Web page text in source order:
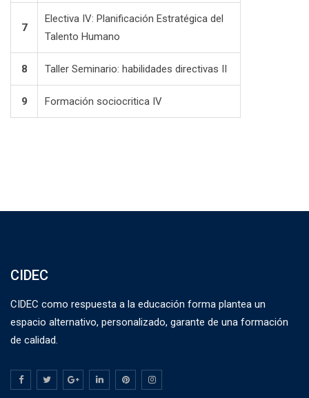
7
Electiva IV: Planificación Estratégica del
Talento Humano
8 Taller Seminario: habilidades directivas II
9 Formación sociocritica IV
CIDEC
CIDEC como respuesta a la educación forma plantea un
espacio alternativo, personalizado, garante de una formación
de calidad.